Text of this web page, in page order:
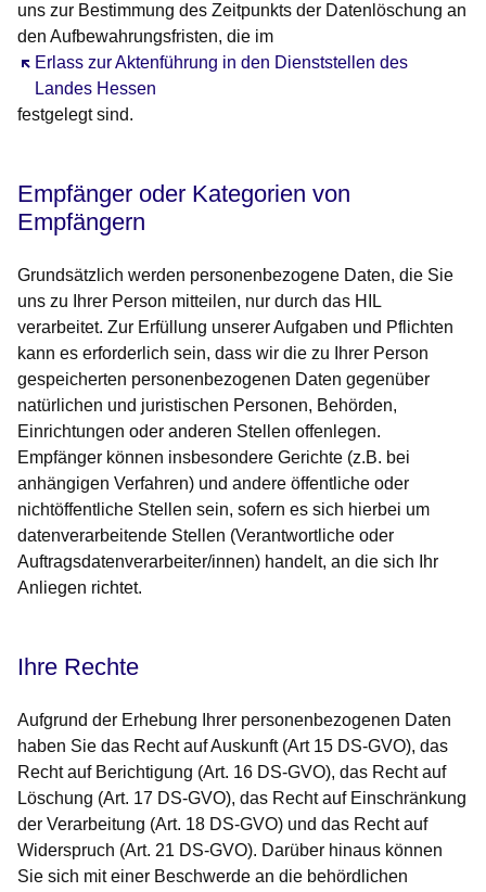
uns zur Bestimmung des Zeitpunkts der Datenlöschung an
den Aufbewahrungsfristen, die im
Erlass zur Aktenführung in den Dienststellen des
Landes Hessen
Öffnet sich in einem neuen Fenster
festgelegt sind.
Empfänger oder Kategorien von
Empfängern
Grundsätzlich werden personenbezogene Daten, die Sie
uns zu Ihrer Person mitteilen, nur durch das HIL
verarbeitet. Zur Erfüllung unserer Aufgaben und Pflichten
kann es erforderlich sein, dass wir die zu Ihrer Person
gespeicherten personenbezogenen Daten gegenüber
natürlichen und juristischen Personen, Behörden,
Einrichtungen oder anderen Stellen offenlegen.
Empfänger können insbesondere Gerichte (z.B. bei
anhängigen Verfahren) und andere öffentliche oder
nichtöffentliche Stellen sein, sofern es sich hierbei um
datenverarbeitende Stellen (Verantwortliche oder
Auftragsdatenverarbeiter/innen) handelt, an die sich Ihr
Anliegen richtet.
Ihre Rechte
Aufgrund der Erhebung Ihrer personenbezogenen Daten
haben Sie das Recht auf Auskunft (Art 15 DS-GVO), das
Recht auf Berichtigung (Art. 16 DS-GVO), das Recht auf
Löschung (Art. 17 DS-GVO), das Recht auf Einschränkung
der Verarbeitung (Art. 18 DS-GVO) und das Recht auf
Widerspruch (Art. 21 DS-GVO). Darüber hinaus können
Sie sich mit einer Beschwerde an die behördlichen